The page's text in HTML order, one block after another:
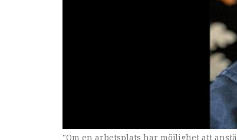
"Om en arbetsplats har möjlighet att